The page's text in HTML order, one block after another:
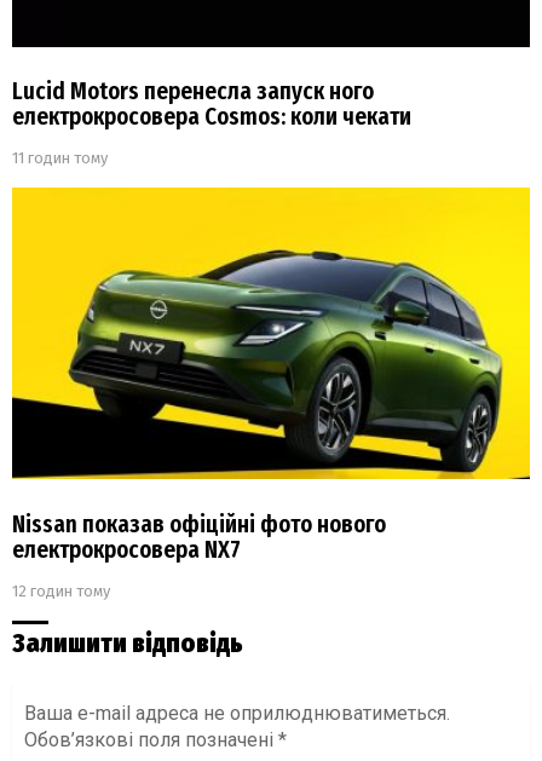
Lucid Motors перенесла запуск ного
електрокросовера Cosmos: коли чекати
11 годин тому
Nissan показав офіційні фото нового
електрокросовера NX7
12 годин тому
Залишити відповідь
Ваша e-mail адреса не оприлюднюватиметься.
Обов’язкові поля позначені *